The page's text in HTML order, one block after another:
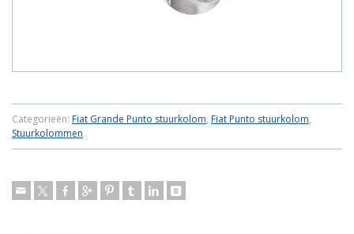
Categorieën: Fiat Grande Punto stuurkolom, Fiat Punto stuurkolom,
Stuurkolommen